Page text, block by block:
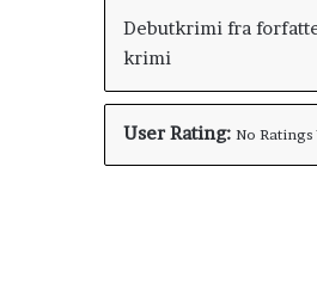
Debutkrimi fra
krimi
User Rating: No Ratings